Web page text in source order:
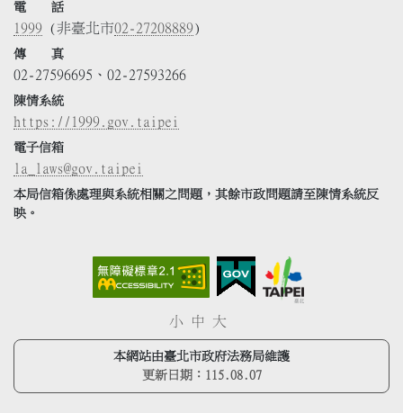
電 話
1999 (非臺北市02-27208889)
傳 真
02-27596695、02-27593266
陳情系統
https://1999.gov.taipei
電子信箱
la_laws@gov.taipei
本局信箱係處理與系統相關之問題，其餘市政問題請至陳情系統反
映。
小 中 大
本網站由臺北市政府法務局維護
更新日期： 115.08.07